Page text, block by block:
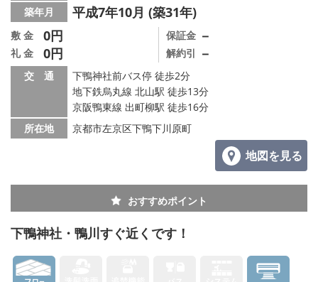
会社概要
メールでお問い合わせ
築年月 平成7年10月 (築31年)
敷 金 0円
礼 金 0円
保証金 －
解約引 －
交 通
下鴨神社前バス停 徒歩2分
地下鉄烏丸線 北山駅 徒歩13分
京阪鴨東線 出町柳駅 徒歩16分
所在地
京都市左京区下鴨下川原町
地図を見る
おすすめポイント
下鴨神社・鴨川すぐ近くです！